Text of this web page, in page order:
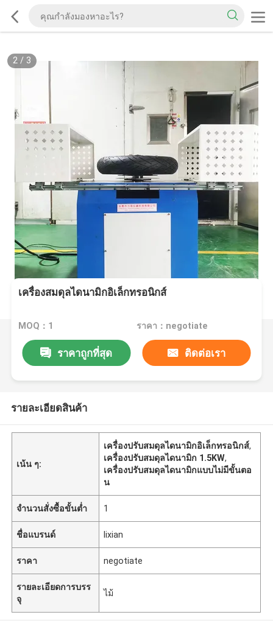
2/ 3
เครื่องสมดุลไดนามิกอิเล็กทรอนิกส์
MOQ：1 ราคา：negotiate
ราคาถูกที่สุด ติดต่อเรา
รายละเอียดสินค้า
เน้น ๆ:
เครื่องปรับสมดุลไดนามิกอิเล็กทรอนิกส์,
เครื่องปรับสมดุลไดนามิก 1.5KW,
เครื่องปรับสมดุลไดนามิกแบบไม่มีขั้นตอ
น
จำนวนสั่งซื้อขั้นต่ำ 1
ชื่อแบรนด์ lixian
ราคา negotiate
รายละเอียดการบรร
จุ
ไม้